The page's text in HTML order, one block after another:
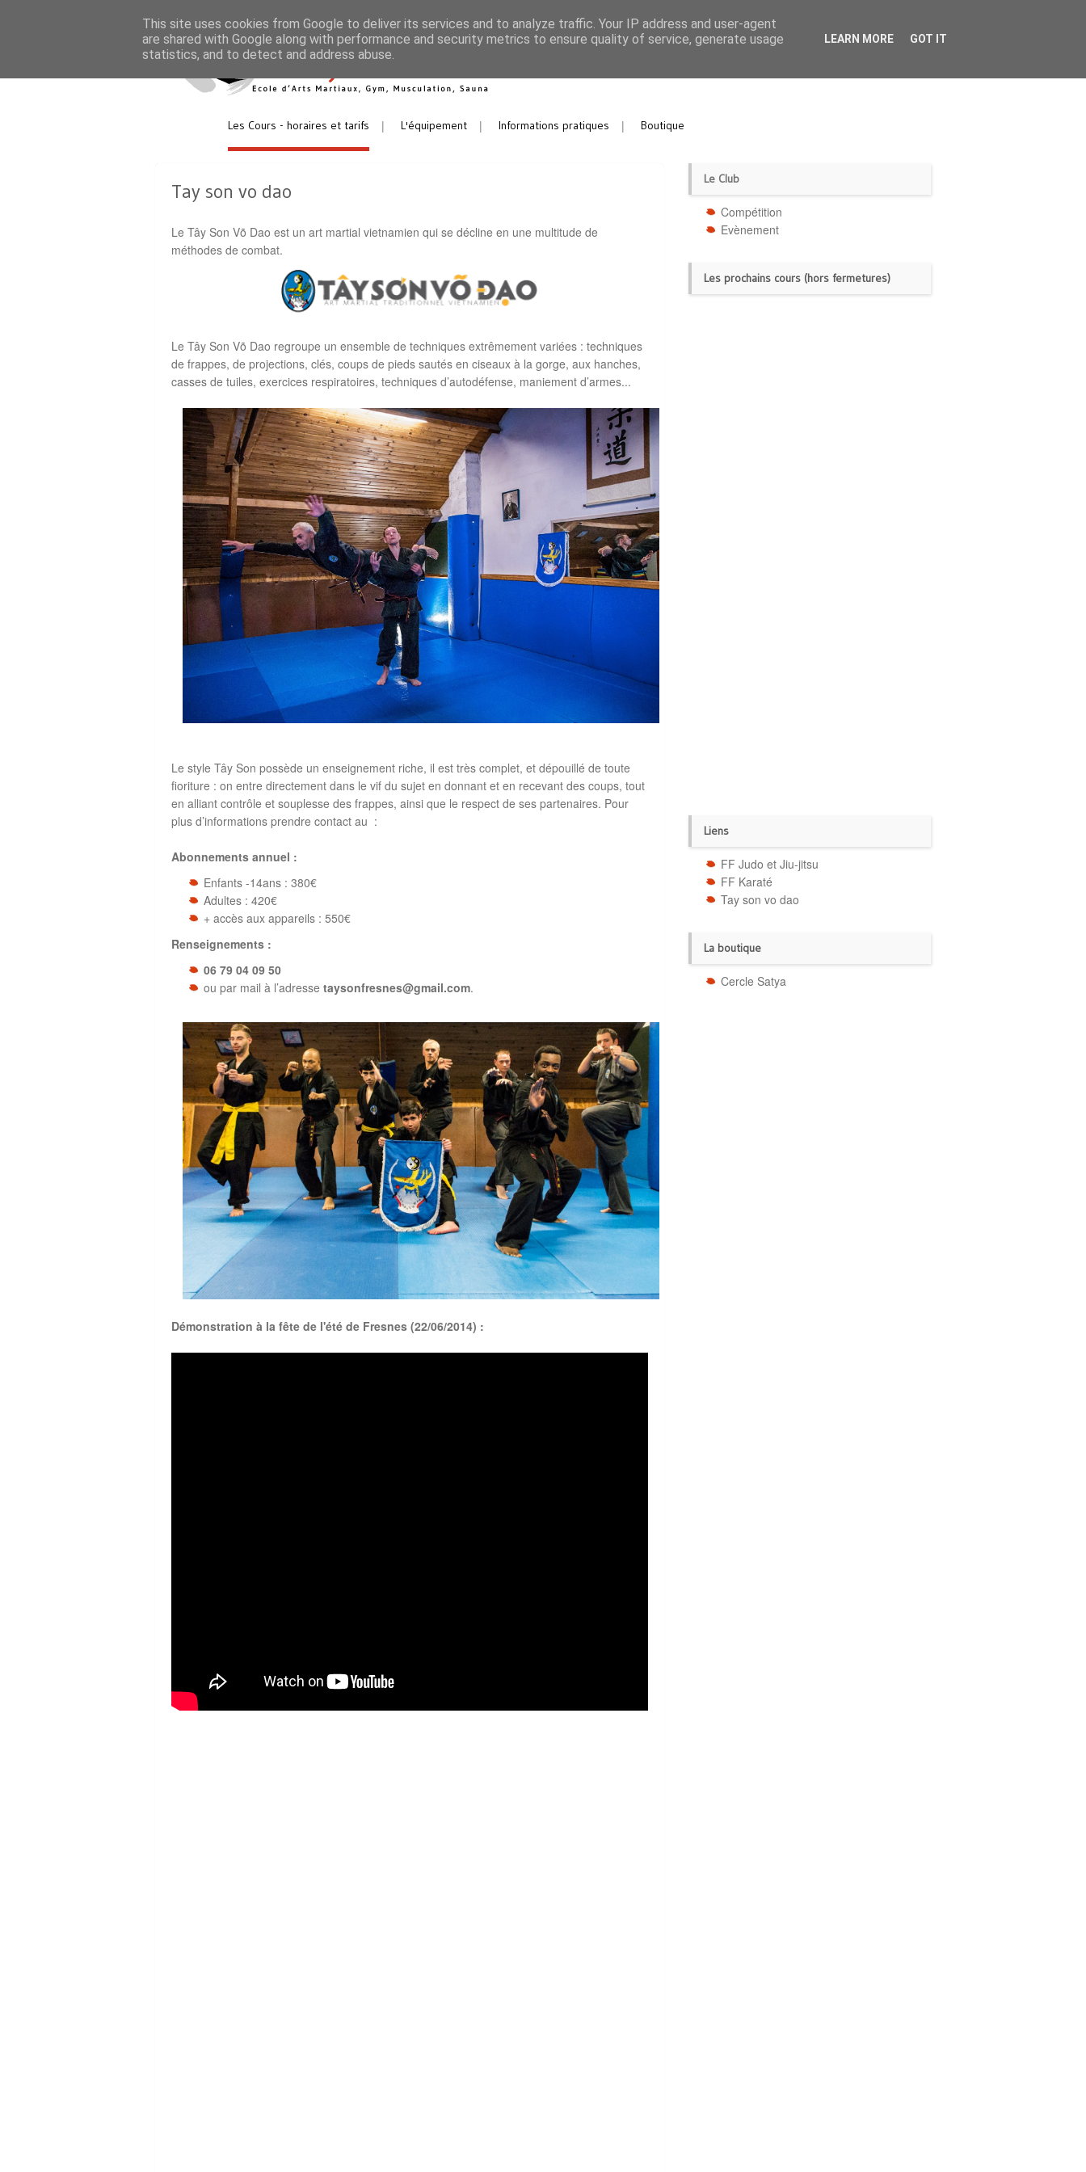
Les Cours - horaires et tarifs L'équipement Informations pratiques Boutique
Tay son vo dao
Le Tây Son Võ Dao est un art martial vietnamien qui se décline en une multitude de
méthodes de combat.
Le Tây Son Võ Dao regroupe un ensemble de techniques extrêmement variées : techniques
de frappes, de projections, clés, coups de pieds sautés en ciseaux à la gorge, aux hanches,
casses de tuiles, exercices respiratoires, techniques d’autodéfense, maniement d’armes...
Le style Tây Son possède un enseignement riche, il est très complet, et dépouillé de toute
fioriture : on entre directement dans le vif du sujet en donnant et en recevant des coups, tout
en alliant contrôle et souplesse des frappes, ainsi que le respect de ses partenaires. Pour
plus d’informations prendre contact au :
Abonnements annuel :
Enfants -14ans : 380€
Adultes : 420€
+ accès aux appareils : 550€
Renseignements :
06 79 04 09 50
ou par mail à l’adresse taysonfresnes@gmail.com.
Démonstration à la fête de l'été de Fresnes (22/06/2014) :
Le Club
Compétition
Evènement
Les prochains cours (hors fermetures)
Liens
FF Judo et Jiu-jitsu
FF Karaté
Tay son vo dao
La boutique
Cercle Satya
This site uses cookies from Google to deliver its services and to analyze traffic. Your IP address and user-agent
are shared with Google along with performance and security metrics to ensure quality of service, generate usage
statistics, and to detect and address abuse.
LEARN MORE GOT IT